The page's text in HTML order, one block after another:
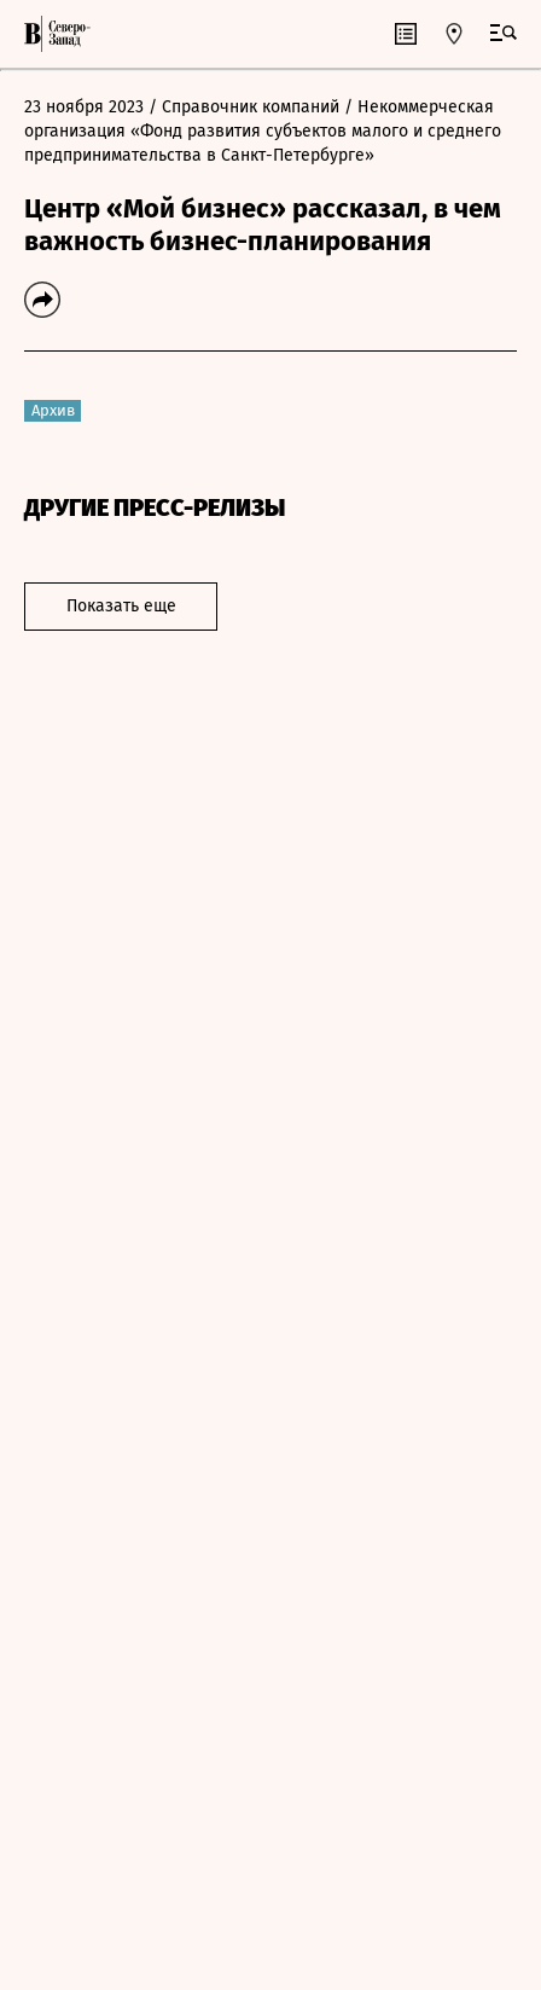
23 ноября 2023 / Справочник компаний / Некоммерческая
организация «Фонд развития субъектов малого и среднего
предпринимательства в Санкт-Петербурге»
Центр «Мой бизнес» рассказал, в чем
важность бизнес-планирования
Архив
ДРУГИЕ ПРЕСС-РЕЛИЗЫ
Показать еще